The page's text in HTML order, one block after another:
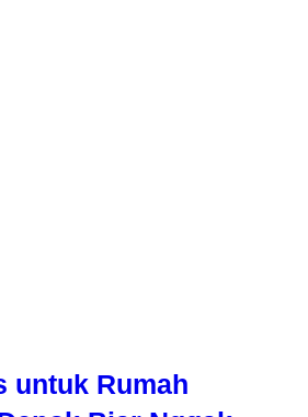
untuk Rumah